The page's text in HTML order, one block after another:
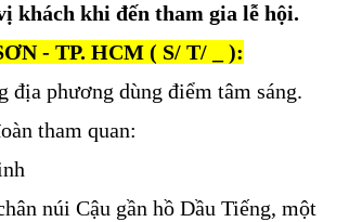
khách khi đến tham gia lễ hội.
- TP. HCM ( S/ T/ _ ):
địa phương dùng điểm tâm sáng.
tham quan:
núi Cậu gần hồ Dầu Tiếng, một